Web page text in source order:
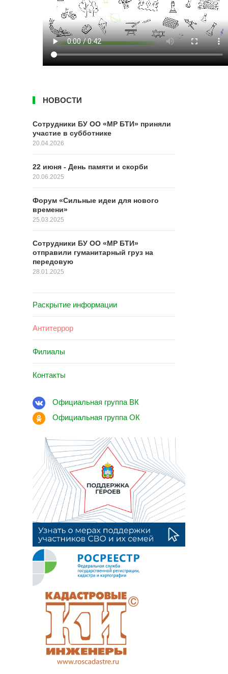
НОВОСТИ
Сотрудники БУ ОО «МР БТИ» приняли
участие в субботнике
20.04.2026
22 июня - День памяти и скорби
20.06.2025
Форум «Сильные идеи для нового
времени»
25.03.2025
Сотрудники БУ ОО «МР БТИ»
отправили гуманитарный груз на
передовую
28.01.2025
Раскрытие информации
Антитеррор
Филиалы
Контакты
Официальная группа ВК
Официальная группа ОК